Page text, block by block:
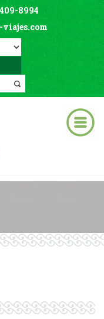
8994